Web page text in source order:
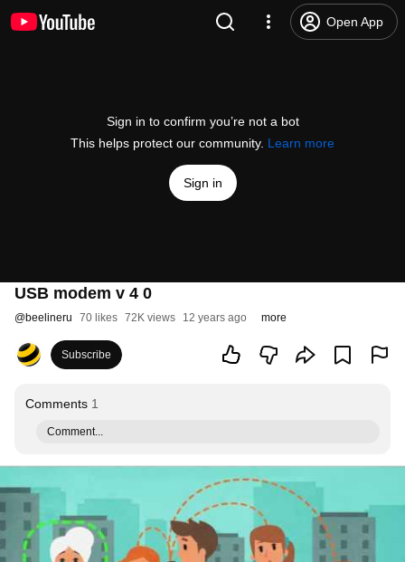
Open App
Sign in to confirm you’re not a bot
This helps protect our community. Learn more
Sign in
USB modem v 4 0
@beelineru 70 likes 72K views 12 years ago more
Subscribe
Comments 1
Comment...